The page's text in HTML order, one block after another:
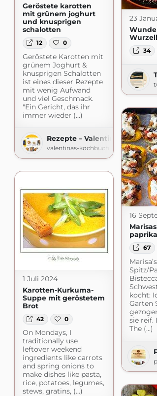
Geröstete karotten
mit grünem joghurt
und knusprigen
schalotten
12 0
Geröstete Karotten mit
grünem Joghurt &
knusprigen Schalotten
ist eines dieser Rezepte
mit wenig Aufwand
und viel Geschmack.
"Ein Gericht, das ihr
immer wieder (...)
Rezepte – Valentinas-
valentinas-kochbuch.de
23
34
16
paprika
67
Spitz/
kocht:
Garten
sie reif.
The (...)
1 Juli 2024
Karotten-Kurkuma-
Suppe mit geröstetem
Brot
42 0
On Mondays, I
traditionally use
leftover weekend
ingredients like carrots
and spring onions to
make dishes like pasta,
rice, potatoes, legumes,
stews, gratins, (...)